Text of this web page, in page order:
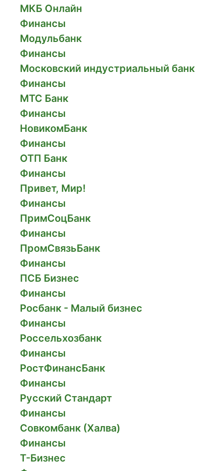
МКБ Онлайн
Финансы
Модульбанк
Финансы
Московский индустриальный банк
Финансы
МТС Банк
Финансы
НовикомБанк
Финансы
ОТП Банк
Финансы
Привет, Мир!
Финансы
ПримСоцБанк
Финансы
ПромСвязьБанк
Финансы
ПСБ Бизнес
Финансы
Росбанк - Малый бизнес
Финансы
Россельхозбанк
Финансы
РостФинансБанк
Финансы
Русский Стандарт
Финансы
Совкомбанк (Халва)
Финансы
Т-Бизнес